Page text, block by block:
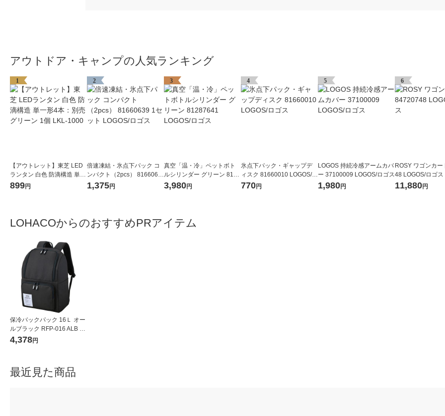
アウトドア・キャンプの人気ランキング
1
【アウトレット】東芝 LED
ランタン 白色 防滴構造 単一
形4本：別売 グリーン 1個 L
899円
2
倍速凍結・氷点下パック コ
ンパクト（2pcs） 8166063
9 1セット LOGOS/ロゴス
1,375円
3
真空「温・冷」ペットボト
ルシリンダー グリーン 8128
7641 LOGOS/ロゴス
3,980円
4
氷点下パック・ギャップデ
ィスク 81660010 LOGOS/ロ
ゴス
770円
5
LOGOS 持続冷感アームカバ
ー 37100009 LOGOS/ロゴス
1,980円
6
ROSY ワゴンカ
48 LOGOS/ロゴス
11,880円
LOHACOからのおすすめPRアイテム
保冷バックパック 16Ｌ オー
ルブラック RFP-016 ALB 1
個 保冷バッグ リュック サー
モス
4,378円
最近見た商品